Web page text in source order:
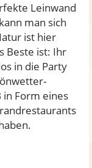
Leinwand
man sich
ist hier
Beste ist: Ihr
in die Party
in Form eines